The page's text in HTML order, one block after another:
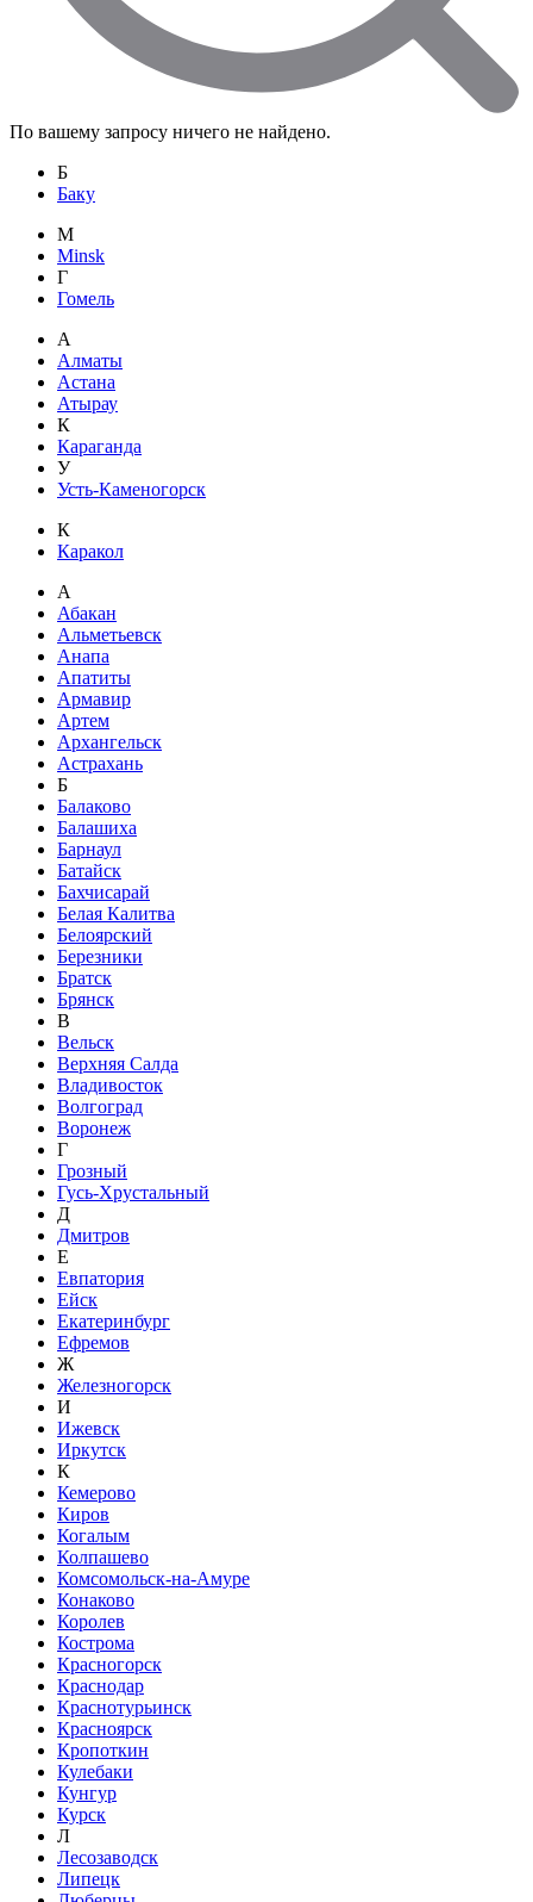
По вашему запросу ничего не найдено.
Б
Баку
M
Minsk
Г
Гомель
А
Алматы
Астана
Атырау
К
Караганда
У
Усть-Каменогорск
К
Каракол
А
Абакан
Альметьевск
Анапа
Апатиты
Армавир
Артем
Архангельск
Астрахань
Б
Балаково
Балашиха
Барнаул
Батайск
Бахчисарай
Белая Калитва
Белоярский
Березники
Братск
Брянск
В
Вельск
Верхняя Салда
Владивосток
Волгоград
Воронеж
Г
Грозный
Гусь-Хрустальный
Д
Дмитров
Е
Евпатория
Ейск
Екатеринбург
Ефремов
Ж
Железногорск
И
Ижевск
Иркутск
К
Кемерово
Киров
Когалым
Колпашево
Комсомольск-на-Амуре
Конаково
Королев
Кострома
Красногорск
Краснодар
Краснотурьинск
Красноярск
Кропоткин
Кулебаки
Кунгур
Курск
Л
Лесозаводск
Липецк